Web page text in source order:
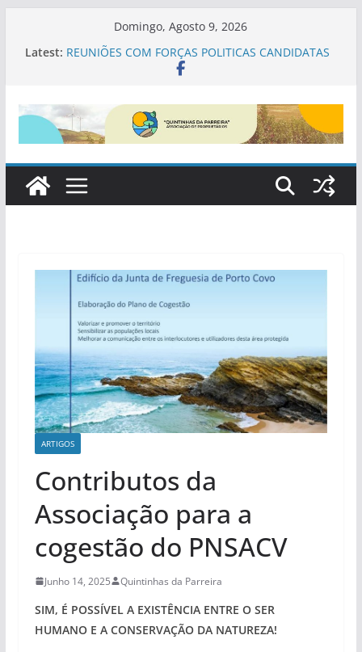
Domingo, Agosto 9, 2026
Latest: REUNIÕES COM FORÇAS POLITICAS CANDIDATAS
ÀS ELEIÇÕES AUTÁRQUICAS EM SINES
REGULAMENTO PARQUE NATURAL SUDOESTE
ALENTEJANO
Proposta Alteração PDM
Contributos da Associação para a cogestão do
PNSACV
ARTIGOS
Contributos da
Associação para a
cogestão do PNSACV
Junho 14, 2025 Quintinhas da Parreira
SIM, É POSSÍVEL A EXISTÊNCIA ENTRE O SER
HUMANO E A CONSERVAÇÃO DA NATUREZA!